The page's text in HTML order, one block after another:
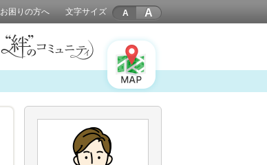
お困りの方へ 文字サイズ A